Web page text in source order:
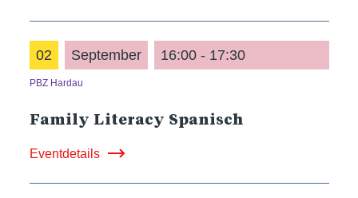
02 September 16:00 - 17:30
PBZ Hardau
Family Literacy Spanisch
Eventdetails